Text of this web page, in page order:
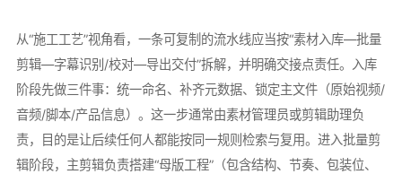
从“施工工艺”视角看，一条可复制的流水线应当按“素材入库—批量
剪辑—字幕识别/校对—导出交付”拆解，并明确交接点责任。入库
阶段先做三件事：统一命名、补齐元数据、锁定主文件（原始视频/
音频/脚本/产品信息）。这一步通常由素材管理员或剪辑助理负
责，目的是让后续任何人都能按同一规则检索与复用。进入批量剪
辑阶段，主剪辑负责搭建“母版工程”（包含结构、节奏、包装位、